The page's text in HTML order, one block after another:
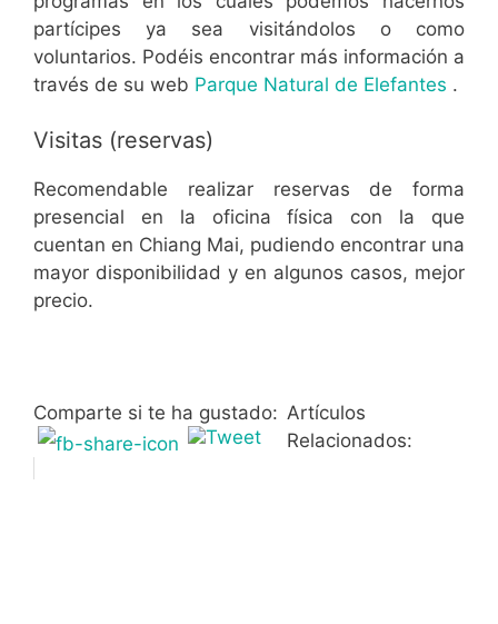
partícipes ya sea visitándolos o como
voluntarios. Podéis encontrar más información a
través de su web Parque Natural de Elefantes .
Visitas (reservas)
Recomendable realizar reservas de forma
presencial en la oficina física con la que
cuentan en Chiang Mai, pudiendo encontrar una
mayor disponibilidad y en algunos casos, mejor
precio.
Comparte si te ha gustado: Artículos
Relacionados: